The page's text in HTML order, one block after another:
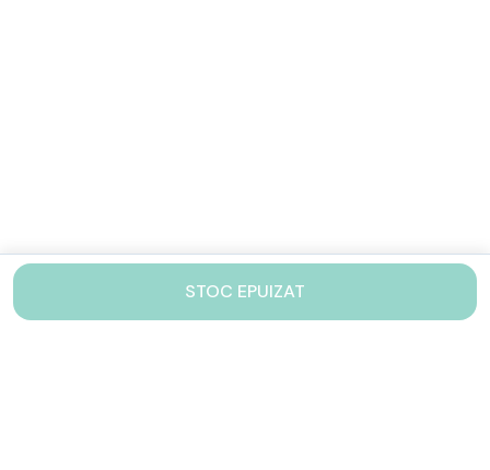
STOC EPUIZAT